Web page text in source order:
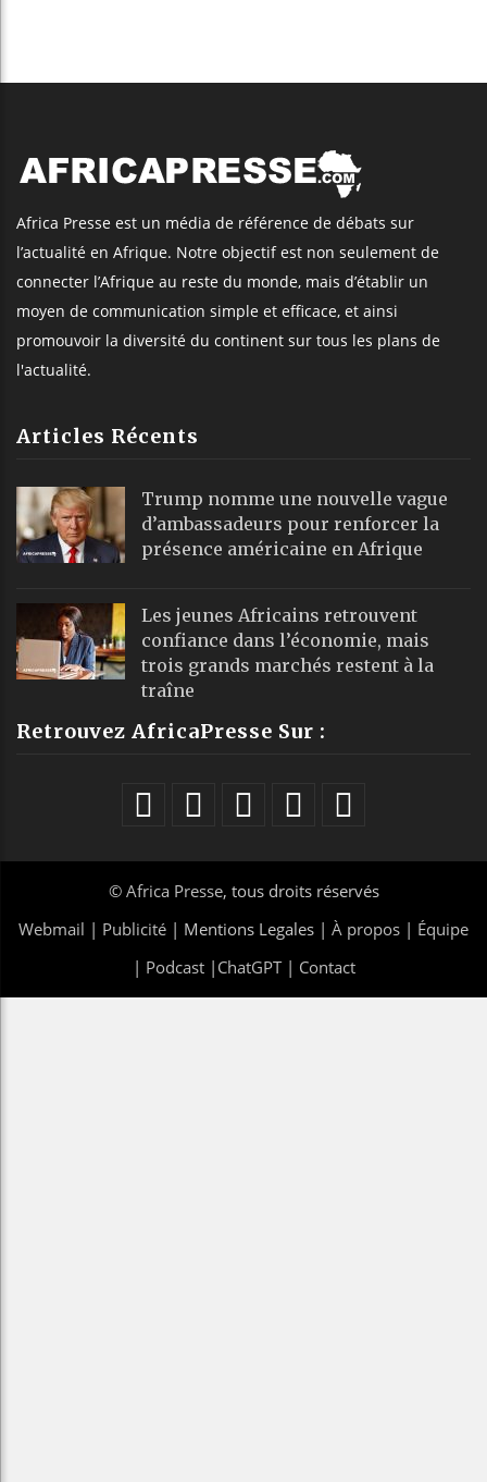
Africa Presse est un média de référence de débats sur
l’actualité en Afrique. Notre objectif est non seulement de
connecter l’Afrique au reste du monde, mais d’établir un
moyen de communication simple et efficace, et ainsi
promouvoir la diversité du continent sur tous les plans de
l'actualité.
Articles Récents
Trump nomme une nouvelle vague
d’ambassadeurs pour renforcer la
présence américaine en Afrique
Les jeunes Africains retrouvent
confiance dans l’économie, mais
trois grands marchés restent à la
traîne
Retrouvez AfricaPresse Sur :
© Africa Presse, tous droits réservés
Webmail | Publicité | Mentions Legales | À propos | Équipe
| Podcast| ChatGPT| Contact